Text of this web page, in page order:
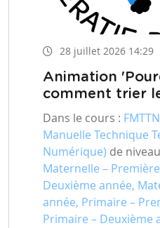
28 juillet 2026 14:29
Animation
comment trier
Dans le cours :
Manuelle Technique
Numérique) de niveau
Maternelle –
Deuxième année,
année, Primaire –
Primaire – Deuxième